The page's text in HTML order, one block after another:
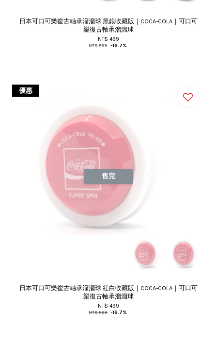
日本可口可樂復古軸承溜溜球 黑銀收藏版｜COCA-COLA｜可口可
樂復古軸承溜溜球
NT$ 499
NT$ 599 -16.7%
優惠
售完
日本可口可樂復古軸承溜溜球 紅白收藏版｜COCA-COLA｜可口可
樂復古軸承溜溜球
NT$ 499
NT$ 599 -16.7%